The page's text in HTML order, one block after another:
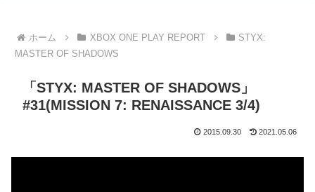
ホーム XBOX ONE PLAY REPORT
STYX:
MASTER OF SHADOWS
「STYX: MASTER OF SHADOWS」
#31(MISSION 7: RENAISSANCE 3/4)
2015.09.30 2021.05.06